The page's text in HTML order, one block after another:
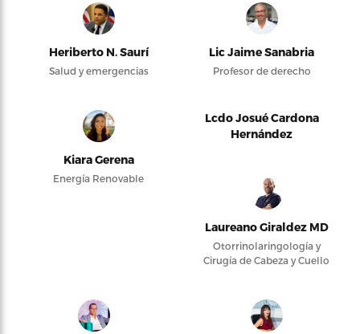
Heriberto N. Saurí
Salud y emergencias
Lic Jaime Sanabria
Profesor de derecho
Kiara Gerena
Energía Renovable
Lcdo Josué Cardona
Hernández
Laureano Giraldez MD
Otorrinolaringología y
Cirugía de Cabeza y Cuello